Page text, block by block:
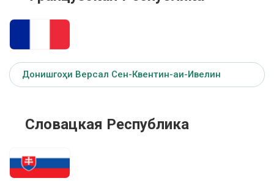
Донишгоҳи Версал Сен-Квентин-аи-Ивелин
Словацкая Республика